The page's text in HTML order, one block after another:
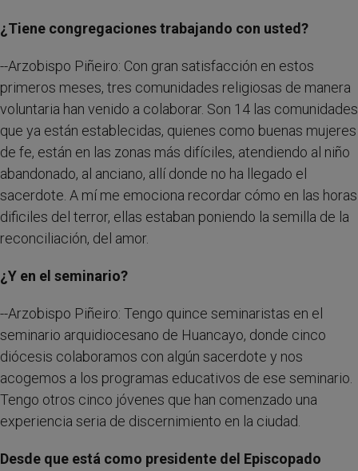
¿Tiene congregaciones trabajando con usted?
--Arzobispo Piñeiro: Con gran satisfacción en estos
primeros meses, tres comunidades religiosas de manera
voluntaria han venido a colaborar. Son 14 las comunidades
que ya están establecidas, quienes como buenas mujeres
de fe, están en las zonas más difíciles, atendiendo al niño
abandonado, al anciano, allí donde no ha llegado el
sacerdote. A mí me emociona recordar cómo en las horas
dificiles del terror, ellas estaban poniendo la semilla de la
reconciliación, del amor.
¿Y en el seminario?
--Arzobispo Piñeiro: Tengo quince seminaristas en el
seminario arquidiocesano de Huancayo, donde cinco
diócesis colaboramos con algún sacerdote y nos
acogemos a los programas educativos de ese seminario.
Tengo otros cinco jóvenes que han comenzado una
experiencia seria de discernimiento en la ciudad.
Desde que está como presidente del Episcopado